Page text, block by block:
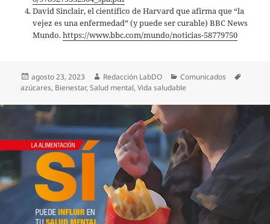
David Sinclair, el científico de Harvard que afirma que “la
vejez es una enfermedad” (y puede ser curable) BBC News
Mundo.https://www.bbc.com/mundo/noticias-58779750
Publicado
el
agosto 23, 2023 Autor
Redacción LabDO Categorías
Comunicados
azúcares, Bienestar,Salud mental,Vida saludable